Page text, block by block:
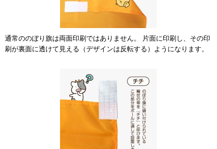
通常ののぼり旗は両面印刷ではありません。 片面に印刷し、その印
刷が裏面に透けて見える（デザインは反転する）ようになります。